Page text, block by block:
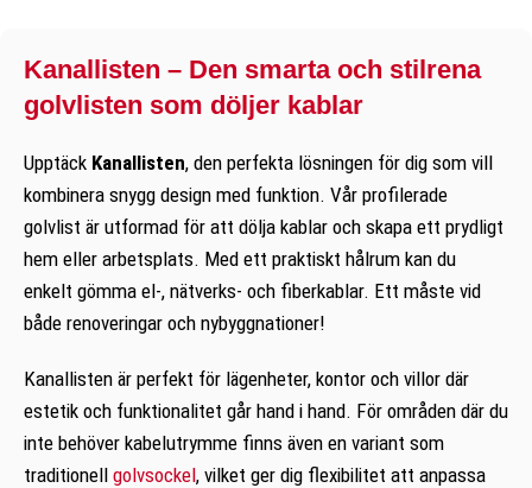
Kanallisten – Den smarta och stilrena
golvlisten som döljer kablar
Upptäck Kanallisten, den perfekta lösningen för dig som vill
kombinera snygg design med funktion. Vår profilerade
golvlist är utformad för att dölja kablar och skapa ett prydligt
hem eller arbetsplats. Med ett praktiskt hålrum kan du
enkelt gömma el-, nätverks- och fiberkablar. Ett måste vid
både renoveringar och nybyggnationer!
Kanallisten är perfekt för lägenheter, kontor och villor där
estetik och funktionalitet går hand i hand. För områden där du
inte behöver kabelutrymme finns även en variant som
traditionell golvsockel, vilket ger dig flexibilitet att anpassa